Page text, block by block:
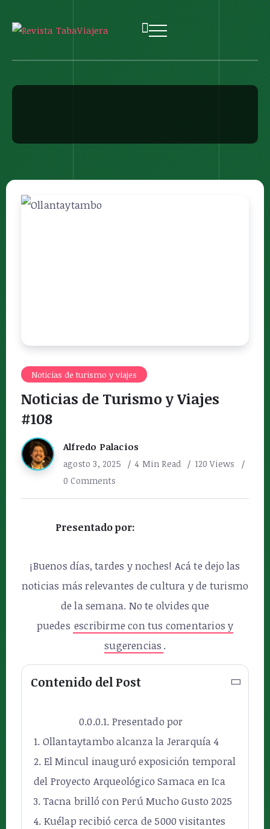
Noticias de turismo y viajes
Noticias de Turismo y Viajes
#108
Alfredo Palacios
agosto 3, 2025 4 Min Read
120 Views
0 Comments
Presentado por:
¡Buenos días, tardes y noches! Acá te dejo las
noticias más relevantes de cultura y de turismo
de la semana. No te olvides que
puedes escribirme con tus comentarios y
sugerencias .
Contenido del Post
Presentado por
Ollantaytambo alcanza la Jerarquía 4
El Mincul inauguró exposición temporal
del Proyecto Arqueológico Samaca en Ica
Tacna brilló con Perú Mucho Gusto 2025
Kuélap recibió cerca de 5000 visitantes